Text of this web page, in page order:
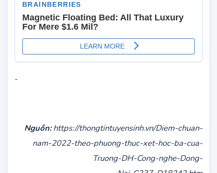
Nguồn: https://thongtintuyensinh.vn/Diem-chuan-
nam-2022-theo-phuong-thuc-xet-hoc-ba-cua-